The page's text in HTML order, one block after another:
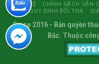
LIÊN HỆ CHÍNH SÁCH VẬN
QUY ĐỊNH ĐỔI TRẢ
Since 2016 - Bản quyền
Bắc. Thuộc